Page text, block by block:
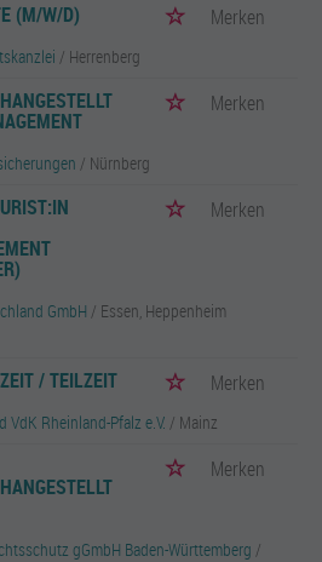
(M/W/D) Merken
/ Herrenberg
Merken
/ Nürnberg
Merken
GmbH / Essen, Heppenheim
/ TEILZEIT Merken
VdK Rheinland-Pfalz e.V. / Mainz
Merken
gGmbH Baden-Württemberg /